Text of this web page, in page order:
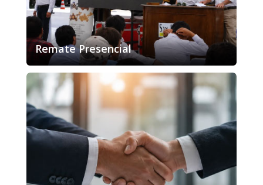
Remate Presencial